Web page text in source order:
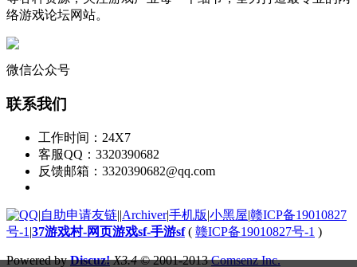
络游戏论坛网站。
微信公众号
联系我们
工作时间：24X7
客服QQ：3320390682
反馈邮箱：3320390682@qq.com
|自助申请友链||Archiver|手机版|小黑屋|赣ICP备19010827
号-1 |37游戏村-网页游戏sf-手游sf( 赣ICP备19010827号-1 )
Powered byDiscuz! X3.4 © 2001-2013Comsenz Inc.